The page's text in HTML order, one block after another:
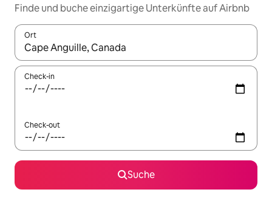
Finde und buche einzigartige Unterkünfte auf Airbnb
Ort
Wenn Ergebnisse verfügbar sind, navigiere mit den
Check-in
Check-out
Suche